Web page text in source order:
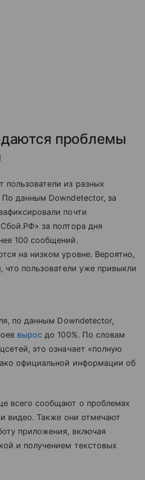
проблемы
из разных
По данным Downdetector, за
почти
за полтора дня
100 сообщений.
на низком уровне. Вероятно,
что пользователи уже привыкли
по данным Downdetector,
вырос до 100%. По словам
это означает «полную
официальной информации об
всего сообщают о проблемах
видео. Также они отмечают
приложения, включая
и получением текстовых